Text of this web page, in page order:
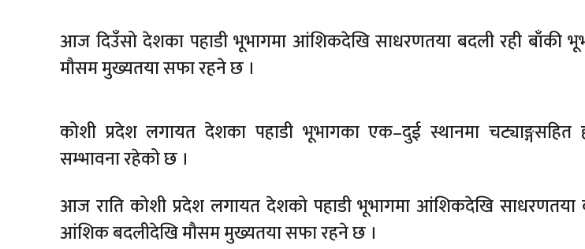
आज दिउँसो देशका पहाडी भूभागमा आंशिकदेखि साधरणतया बदली रही बाँकी
मौसम मुख्यतया सफा रहने छ ।
कोशी प्रदेश लगायत देशका पहाडी भूभागका एक–दुई स्थानमा चट्याङ्गसहित
सम्भावना रहेको छ ।
आज राति कोशी प्रदेश लगायत देशको पहाडी भूभागमा आंशिकदेखि साधरणतया
आंशिक बदलीदेखि मौसम मुख्यतया सफा रहने छ ।